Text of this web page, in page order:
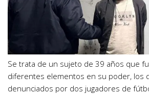
Se trata de un sujeto de 39 años que
diferentes elementos en su poder, los
denunciados por dos jugadores de